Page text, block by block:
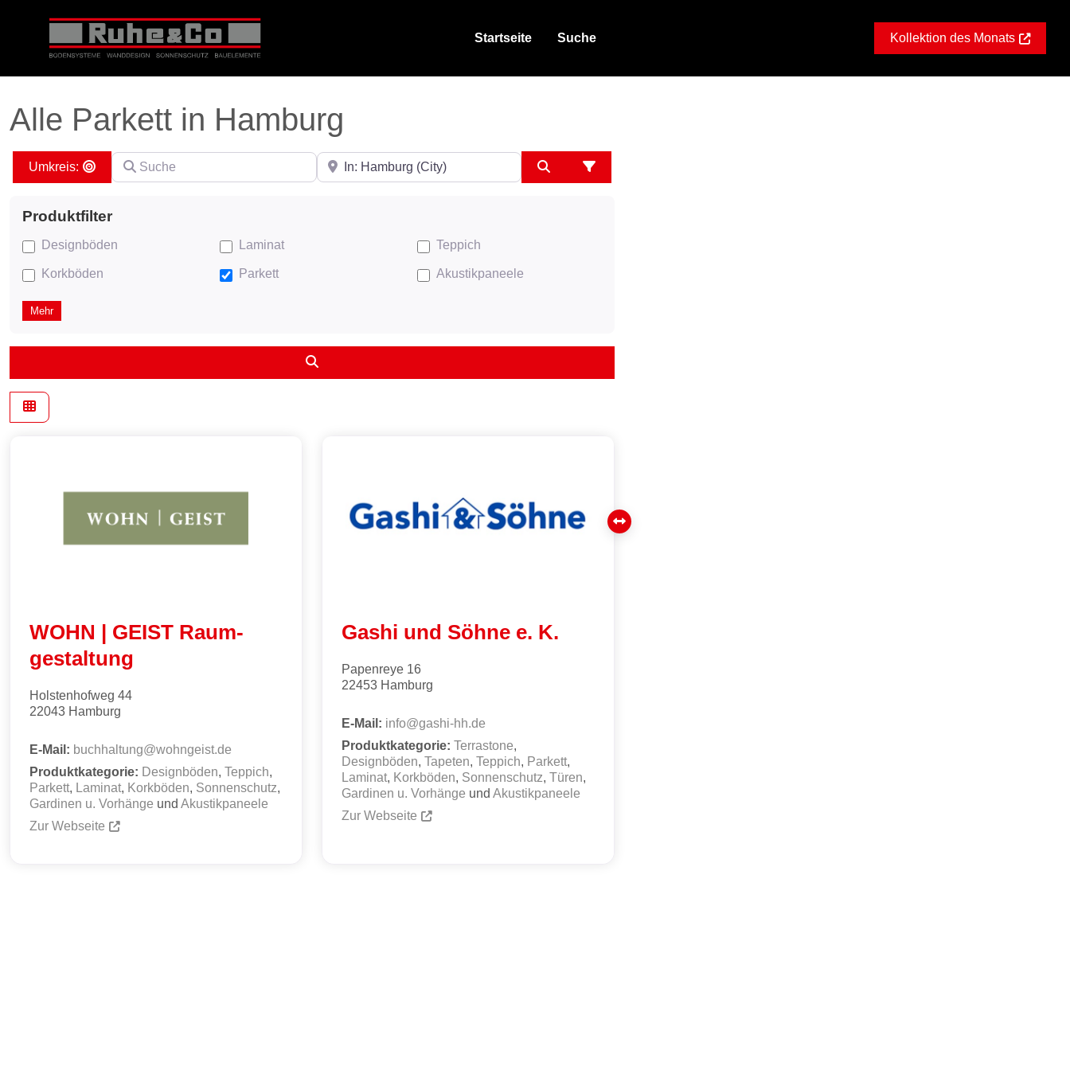
Startseite Suche Kollektion des Monats
Alle Parkett in Hamburg
Search By Distance
Suche PLZ eingeben
SuchenAdvanced Filters
Designböden Laminat Teppich
Korkböden Parkett Akustikpaneele
Mehr
WOHN | GEIST Raum­
gestaltung
Holstenhofweg 44
22043 Hamburg
E-Mail: buchhaltung@wohngeist.de
Produktkategorie: Designböden, Teppich,
Parkett, Laminat, Korkböden, Sonnenschutz,
Gardinen u. Vorhänge und Akustikpaneele
Zur Webseite
Gashi und Söhne e. K.
Papenreye 16
22453 Hamburg
E-Mail: info@gashi-hh.de
Produktkategorie: Terrastone,
Designböden, Tapeten, Teppich, Parkett,
Laminat, Korkböden, Sonnenschutz, Türen,
Gardinen u. Vorhänge und Akustikpaneele
Zur Webseite